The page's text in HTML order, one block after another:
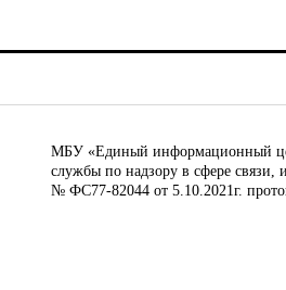
МБУ «Единый информационный
службы по надзору в сфере
№ ФС77-82044 от 5.10.2021г.